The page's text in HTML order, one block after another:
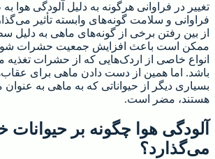
تغییر در فراوانی هرگونه به دلیل آلودگی هوا
فراوانی و سلامت گونه‌های وابسته تأثیر
از بین رفتن برخی از گونه‌های ماهی به دلیل
ممکن است باعث افزایش جمعیت حشرات شود
انواع خاصی از اردک‌هایی که از حشرات تغذیه
باشد. اما همین از دست دادن ماهی برای
بسیاری دیگر از حیواناتی که به ماهی به عنوان
هستند، مضر است.
آلودگی هوا چگونه بر حیوانات
می‌گذارد؟